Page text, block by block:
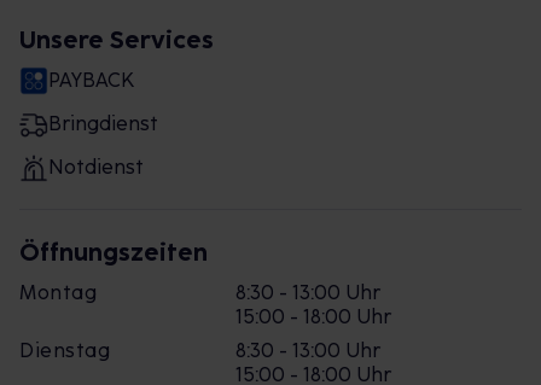
Unsere Services
PAYBACK
Bringdienst
Notdienst
Öffnungszeiten
Montag
8:30 - 13:00 Uhr
15:00 - 18:00 Uhr
Dienstag
8:30 - 13:00 Uhr
15:00 - 18:00 Uhr